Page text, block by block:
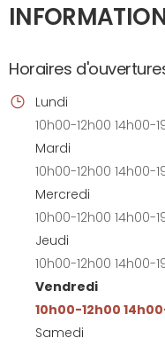
Horaires
Lundi
10h00-12h00 14h00-
Mardi
10h00-12h00 14h00-
Mercredi
10h00-12h00 14h00-
Jeudi
10h00-12h00 14h00-
Vendredi
10h00-12h00
Samedi